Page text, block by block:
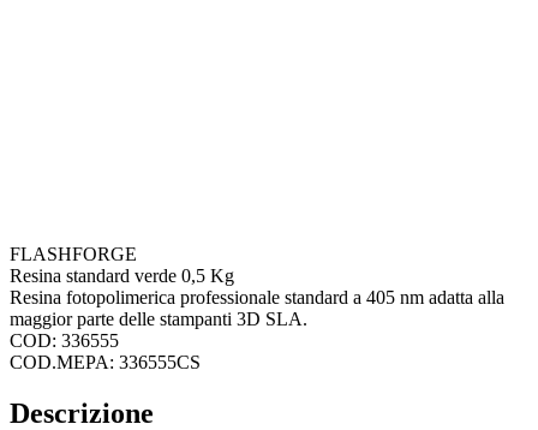
FLASHFORGE
Resina standard verde 0,5 Kg
Resina fotopolimerica professionale standard a 405 nm adatta alla
maggior parte delle stampanti 3D SLA.
COD: 336555
COD.MEPA: 336555CS
Descrizione